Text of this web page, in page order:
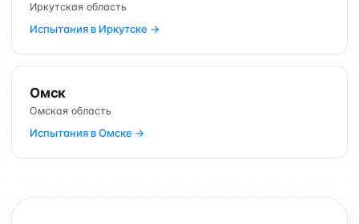
Иркутская область
Испытания в Иркутске →
Омск
Омская область
Испытания в Омске →